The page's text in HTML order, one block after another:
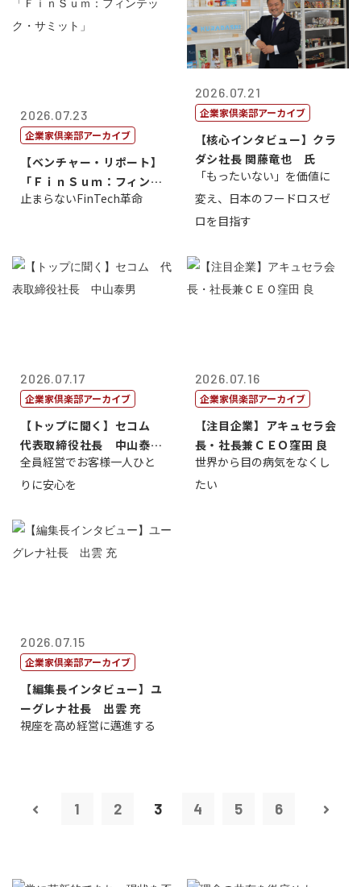
2026.07.23
企業家倶楽部アーカイブ
【ベンチャー・リポート】
「ＦｉｎＳｕｍ：フィンテ
ック・サミッ...
止まらないFinTech革命
2026.07.21
企業家倶楽部アーカイブ
【核心インタビュー】クラ
ダシ社長 関藤竜也 氏
「もったいない」を価値に
変え、日本のフードロスゼ
ロを目指す
2026.07.17
企業家倶楽部アーカイブ
【トップに聞く】セコム
代表取締役社長 中山泰
男
全員経営でお客様一人ひと
りに安心を
2026.07.16
企業家倶楽部アーカイブ
【注目企業】アキュセラ会
長・社長兼ＣＥＯ窪田 良
世界から目の病気をなくし
たい
2026.07.15
企業家倶楽部アーカイブ
【編集長インタビュー】ユ
ーグレナ社長 出雲 充
視座を高め経営に邁進する
1 2 3 4 5 6